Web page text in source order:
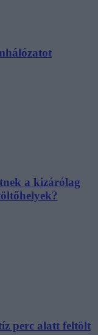
a kizárólag
perc alatt feltölt